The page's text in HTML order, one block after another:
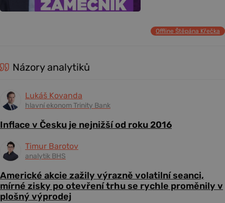
Offline Štěpána Křečka
Názory analytiků
Lukáš Kovanda
hlavní ekonom Trinity Bank
Inflace v Česku je nejnižší od roku 2016
Timur Barotov
analytik BHS
Americké akcie zažily výrazně volatilní seanci,
mírné zisky po otevření trhu se rychle proměnily v
plošný výprodej